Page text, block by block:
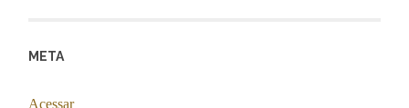
META
Acessar